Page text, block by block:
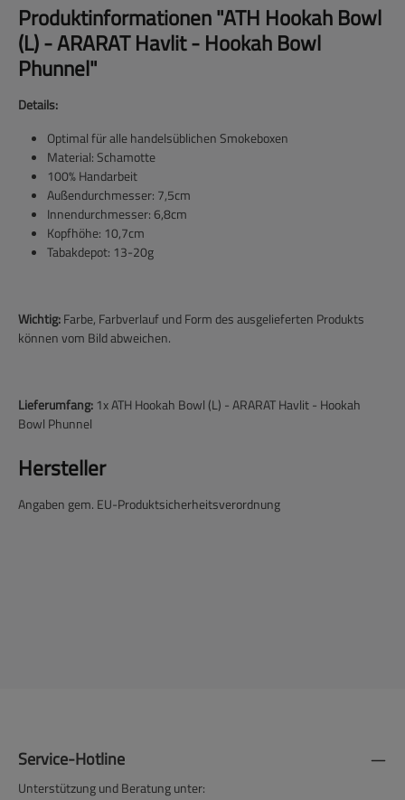
Produktinformationen "ATH Hookah Bowl
(L) - ARARAT Havlit - Hookah Bowl
Phunnel"
Details:
Optimal für alle handelsüblichen Smokeboxen
Material: Schamotte
100% Handarbeit
Außendurchmesser: 7,5cm
Innendurchmesser: 6,8cm
Kopfhöhe: 10,7cm
Tabakdepot: 13-20g
Wichtig:Farbe, Farbverlauf und Form des ausgelieferten Produkts
können vom Bild abweichen.
Lieferumfang: 1x ATH Hookah Bowl (L) - ARARAT Havlit - Hookah
Bowl Phunnel
Hersteller
Angaben gem. EU-Produktsicherheitsverordnung
Service-Hotline
Unterstützung und Beratung unter: